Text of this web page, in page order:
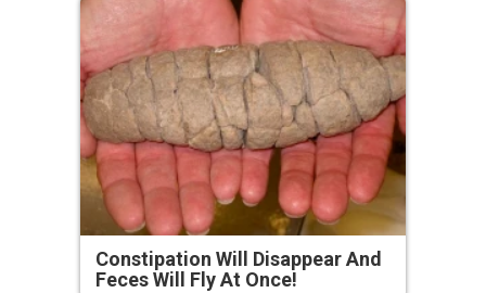
Constipation Will Disappear And
Feces Will Fly At Once!